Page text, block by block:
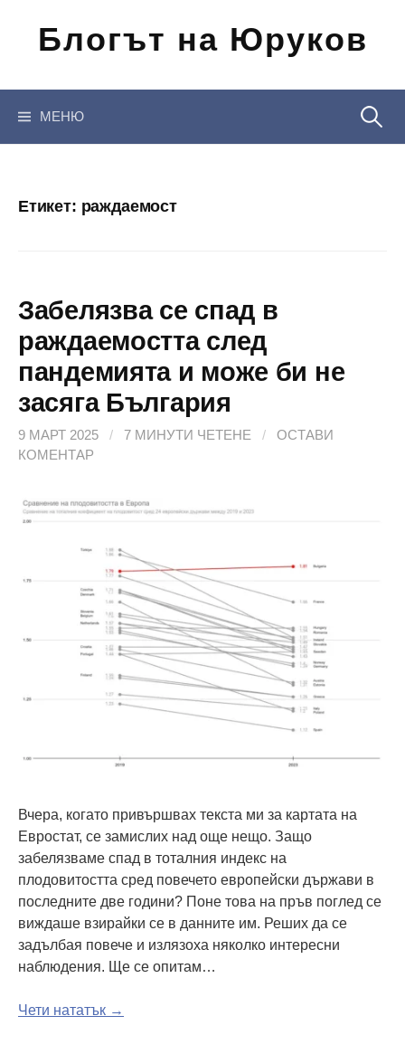
съдържанието
Блогът на Юруков
МЕНЮ
Етикет: раждаемост
Забелязва се спад в
раждаемостта след
пандемията и може би не
засяга България
9 МАРТ 2025 / 7 МИНУТИ ЧЕТЕНЕ /
ОСТАВИ
КОМЕНТАР
Вчера, когато привършвах текста ми за картата на
Евростат, се замислих над още нещо. Защо
забелязваме спад в тоталния индекс на
плодовитостта сред повечето европейски държави в
последните две години? Поне това на пръв поглед се
виждаше взирайки се в данните им. Реших да се
задълбая повече и излязоха няколко интересни
наблюдения. Ще се опитам…
Чети нататък →